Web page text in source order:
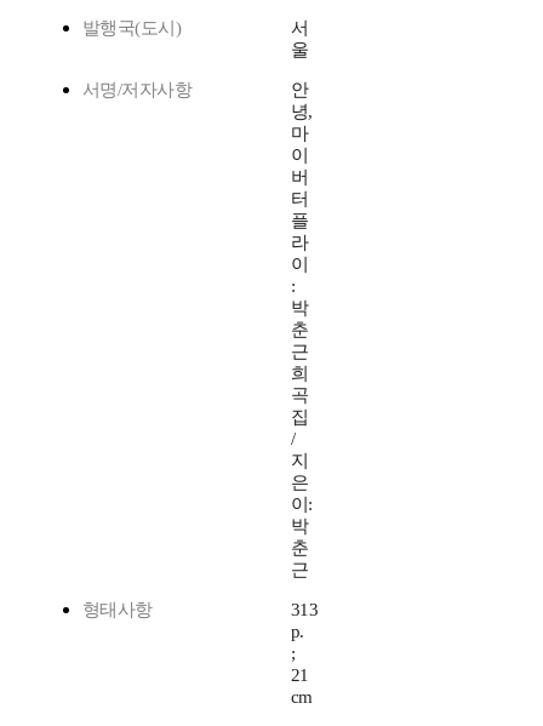
발행국(도시)
서
울
서명/저자사항
안
녕,
마
이
버
터
플
라
이
:
박
춘
근
희
곡
집
/
지
은
이:
박
춘
근
형태사항
313
p.
;
21
cm